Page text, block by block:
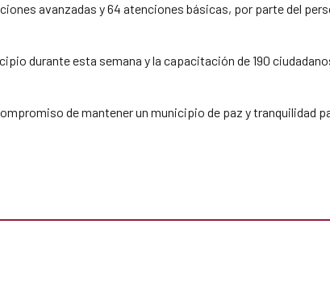
avanzadas y 64 atenciones básicas, por parte del
durante esta semana y la capacitación de 190
de mantener un municipio de paz y tranquilidad